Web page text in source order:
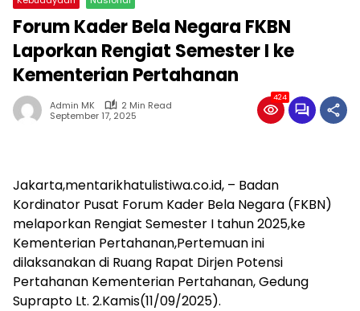
Forum Kader Bela Negara FKBN
Laporkan Rengiat Semester I ke
Kementerian Pertahanan
Admin MK
2 Min Read
September 17, 2025
424
Jakarta,mentarikhatulistiwa.co.id, – Badan
Kordinator Pusat Forum Kader Bela Negara (FKBN)
melaporkan Rengiat Semester I tahun 2025,ke
Kementerian Pertahanan,Pertemuan ini
dilaksanakan di Ruang Rapat Dirjen Potensi
Pertahanan Kementerian Pertahanan, Gedung
Suprapto Lt. 2.Kamis(11/09/2025).